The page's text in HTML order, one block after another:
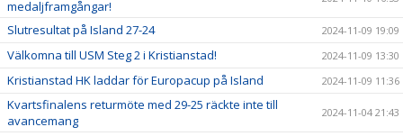
medaljframgångar!
Slutresultat på Island 27-24 2024-11-09 19:09
Välkomna till USM Steg 2 i Kristianstad! 2024-11-09 13:30
Kristianstad HK laddar för Europacup på Island 2024-11-09 11:36
Kvartsfinalens returmöte med 29-25 räckte inte till
avancemang
2024-11-04 21:43